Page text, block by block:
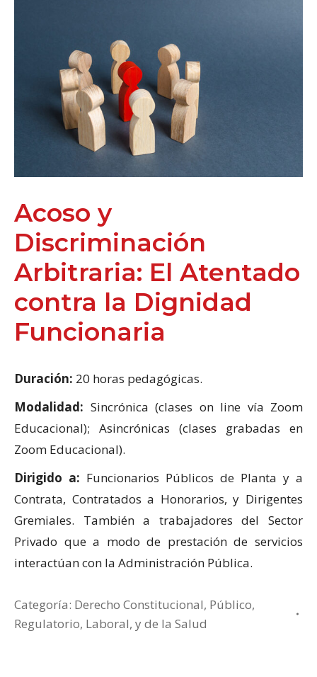
Acoso y
Discriminación
Arbitraria: El Atentado
contra la Dignidad
Funcionaria
Duración: 20 horas pedagógicas.
Modalidad: Sincrónica (clases on line vía Zoom
Educacional); Asincrónicas (clases grabadas en
Zoom Educacional).
Dirigido a: Funcionarios Públicos de Planta y a
Contrata, Contratados a Honorarios, y Dirigentes
Gremiales. También a trabajadores del Sector
Privado que a modo de prestación de servicios
interactúan con la Administración Pública.
Categoría: Derecho Constitucional, Público,
Regulatorio, Laboral, y de la Salud